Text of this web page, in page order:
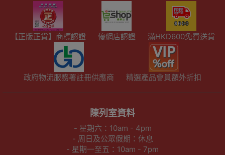
【正版正貨】商標認證 優網店認證 滿HKD600免費送貨
政府物流服務署註冊供應商 精選產品會員額外折扣
陳列室資料
- 星期六：10am - 4pm
- 周日及公眾假期：休息
- 星期一至五：10am - 7pm